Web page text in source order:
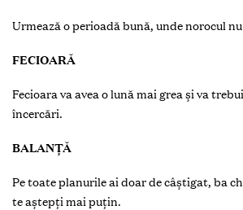
Urmează o perioadă bună, unde norocul
FECIOARĂ
Fecioara va avea o lună mai grea și va
încercări.
BALANȚĂ
Pe toate planurile ai doar de câștigat, ba
te aștepți mai puțin.